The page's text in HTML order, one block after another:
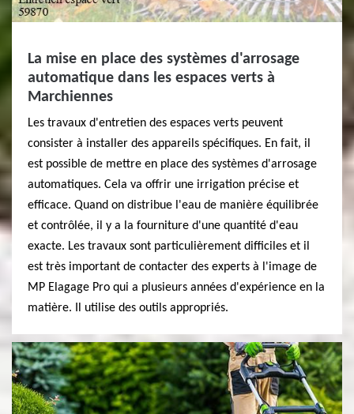
La mise en place des systèmes d'arrosage
automatique dans les espaces verts à
Marchiennes
Les travaux d'entretien des espaces verts peuvent
consister à installer des appareils spécifiques. En fait, il
est possible de mettre en place des systèmes d'arrosage
automatiques. Cela va offrir une irrigation précise et
efficace. Quand on distribue l'eau de manière équilibrée
et contrôlée, il y a la fourniture d'une quantité d'eau
exacte. Les travaux sont particulièrement difficiles et il
est très important de contacter des experts à l'image de
MP Elagage Pro qui a plusieurs années d'expérience en la
matière. Il utilise des outils appropriés.